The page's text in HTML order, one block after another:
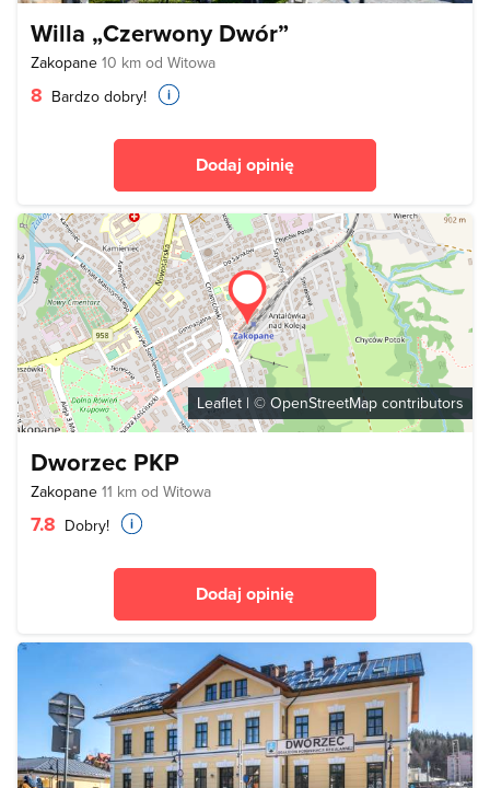
Willa „Czerwony Dwór”
Zakopane 10 km od Witowa
8 Bardzo dobry!
Dodaj opinię
Leaflet | © OpenStreetMap contributors
Dworzec PKP
Zakopane 11 km od Witowa
7.8 Dobry!
Dodaj opinię